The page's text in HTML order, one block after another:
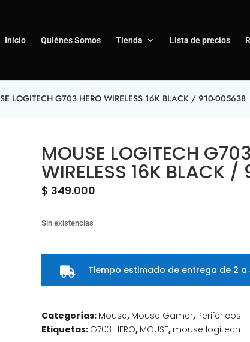
Inicio Quiénes Somos Tienda Lista de precios
LOGITECH G703 HERO WIRELESS 16K BLACK / 910-005638
MOUSE LOGITECH
WIRELESS 16K BLACK
$ 349.000
Sin existencias
 Tiempo estimado de entrega de 2
Categorías: Mouse, Mouse Gamer, Periféricos
Etiquetas: G703 HERO, MOUSE, mouse logitech